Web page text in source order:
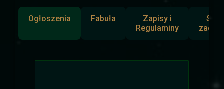
Ogłoszenia Fabuła
Zapisy i
Regulaminy